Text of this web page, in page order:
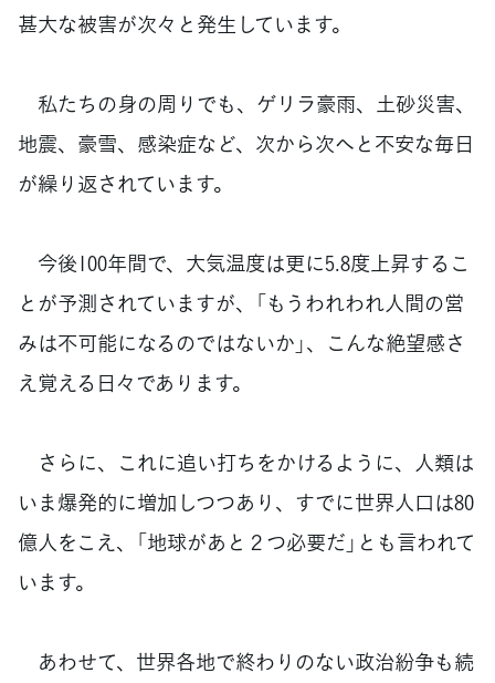
甚大な被害が次々と発生しています。
私たちの身の周りでも、ゲリラ豪雨、土砂災害、
地震、豪雪、感染症など、次から次へと不安な毎日
が繰り返されています。
今後100年間で、大気温度は更に5.8度上昇するこ
とが予測されていますが、「もうわれわれ人間の営
みは不可能になるのではないか」、こんな絶望感さ
え覚える日々であります。
さらに、これに追い打ちをかけるように、人類は
いま爆発的に増加しつつあり、すでに世界人口は80
億人をこえ、「地球があと２つ必要だ」とも言われて
います。
あわせて、世界各地で終わりのない政治紛争も続